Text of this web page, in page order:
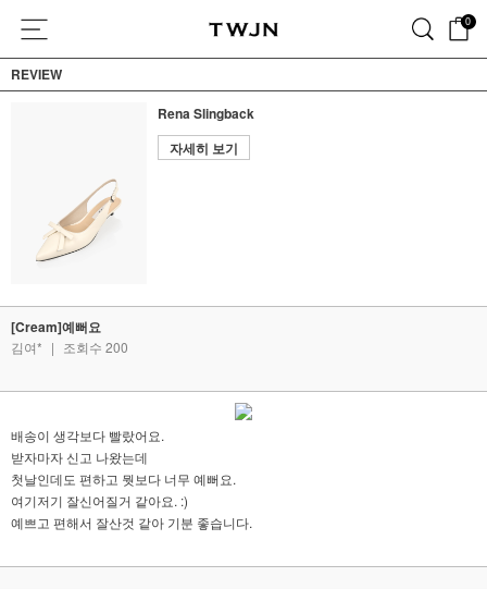
0
REVIEW
Rena Slingback
자세히 보기
[Cream]예뻐요
김여* | 조회수 200
배송이 생각보다 빨랐어요.
받자마자 신고 나왔는데
첫날인데도 편하고 뭣보다 너무 예뻐요.
여기저기 잘신어질거 같아요. :)
예쁘고 편해서 잘산것 같아 기분 좋습니다.